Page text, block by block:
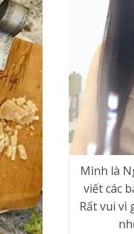
Mình là
viết các
Rất vui vì